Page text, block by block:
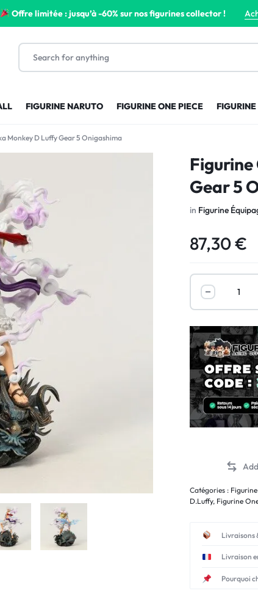
Offre limitée : jusqu’à -60% sur nos figurines collector !
FIGURINE NARUTO FIGURINE ONE PIECE
Monkey D Luffy Gear 5 Onigashima
Figurine
Gear 5
in Figurine
87,30€
Catégories :
D.Luffy, Figurine
Livraisons
Livraison
Pourquoi